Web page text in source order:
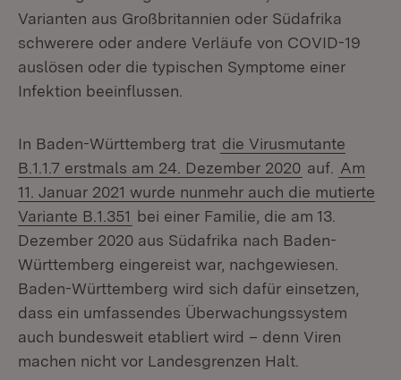
Varianten aus Großbritannien oder Südafrika
schwerere oder andere Verläufe von COVID-19
auslösen oder die typischen Symptome einer
Infektion beeinflussen.
In Baden-Württemberg trat die Virusmutante
B.1.1.7 erstmals am 24. Dezember 2020 auf. Am
11. Januar 2021 wurde nunmehr auch die mutierte
Variante B.1.351 bei einer Familie, die am 13.
Dezember 2020 aus Südafrika nach Baden-
Württemberg eingereist war, nachgewiesen.
Baden-Württemberg wird sich dafür einsetzen,
dass ein umfassendes Überwachungssystem
auch bundesweit etabliert wird – denn Viren
machen nicht vor Landesgrenzen Halt.